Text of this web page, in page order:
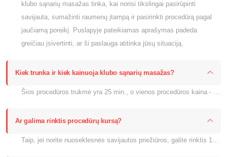
klubo sąnarių masažas tinka, kai norisi tikslingai pasirūpinti
savijauta, sumažinti raumenų įtampą ir pasirinkti procedūrą pagal
jaučiamą poreikį. Puslapyje pateikiamas aprašymas padeda
greičiau įsivertinti, ar ši paslauga atitinka jūsų situaciją.
Kiek trunka ir kiek kainuoja klubo sąnarių masažas?
Ar galima rinktis procedūrų kursą?